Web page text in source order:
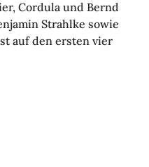
Cordula und Bernd
Strahlke sowie
auf den ersten vier